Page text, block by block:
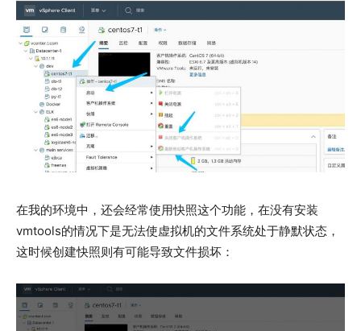
在我的环境中，还会经常使用快照这个功能，在没有安装
vmtools的情况下是无法使虚拟机的文件系统处于静默状态，
这时候创建快照则有可能导致文件损坏：